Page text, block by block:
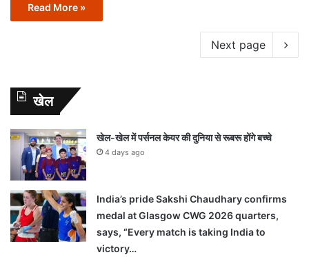
Read More »
Next page
खेल
खेल-खेल में पर्सनल केयर की दुनिया से रूबरू होंगे बच्चे
4 days ago
India’s pride Sakshi Chaudhary confirms
medal at Glasgow CWG 2026 quarters,
says, “Every match is taking India to
victory…